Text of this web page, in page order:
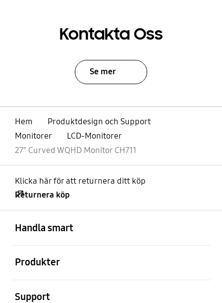
Kontakta Oss
Se mer
Hem
Produktdesign och Support
Monitorer
LCD-Monitorer
27" Curved WQHD Monitor CH711
Klicka här för att returnera ditt köp
Returnera köp
Handla smart
Produkter
Support